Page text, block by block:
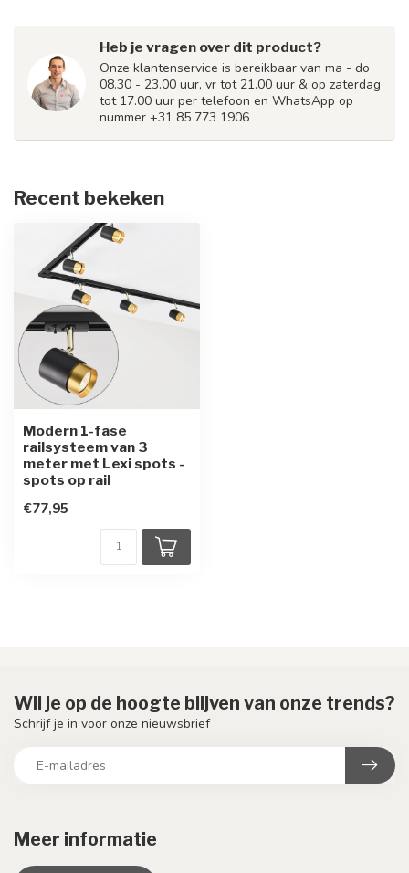
Heb je vragen over dit product?
Onze klantenservice is bereikbaar van ma - do
08.30 - 23.00 uur, vr tot 21.00 uur & op zaterdag
tot 17.00 uur per telefoon en WhatsApp op
nummer +31 85 773 1906
Recent bekeken
Modern 1-fase
railsysteem van 3
meter met Lexi spots -
spots op rail
€77,95
Meer informatie
Wil je op de hoogte blijven van onze trends?
Schrijf je in voor onze nieuwsbrief